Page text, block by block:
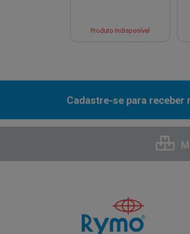
Produto Indisponível
Cadastre-se para receber